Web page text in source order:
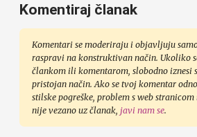
Komentiraj članak
Komentari se moderiraju i objavljuju
raspravi na konstruktivan način. Ukoliko
člankom ili komentarom, slobodno iznesi
pristojan način. Ako se tvoj komentar
stilske pogreške, problem s web
nije vezano uz članak, javi nam se.